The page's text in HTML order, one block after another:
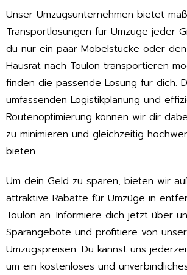
Unser Umzugsunternehmen bietet
Transportlösungen für Umzüge jeder
du nur ein paar Möbelstücke oder
Hausrat nach Toulon transportieren
finden die passende Lösung für dich.
umfassenden Logistikplanung und
Routenoptimierung können wir dir
zu minimieren und gleichzeitig
bieten.
Um dein Geld zu sparen, bieten wir
attraktive Rabatte für Umzüge in
Toulon an. Informiere dich jetzt über
Sparangebote und profitiere von
Umzugspreisen. Du kannst uns
um ein kostenloses und